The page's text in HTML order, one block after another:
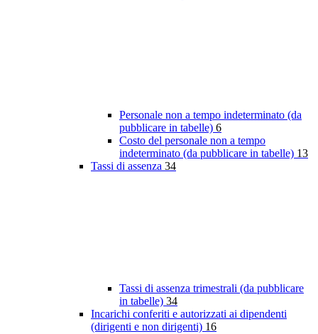
Personale non a tempo indeterminato (da
pubblicare in tabelle) 6
Costo del personale non a tempo
indeterminato (da pubblicare in tabelle) 13
Tassi di assenza 34
Tassi di assenza trimestrali (da pubblicare
in tabelle) 34
Incarichi conferiti e autorizzati ai dipendenti
(dirigenti e non dirigenti) 16